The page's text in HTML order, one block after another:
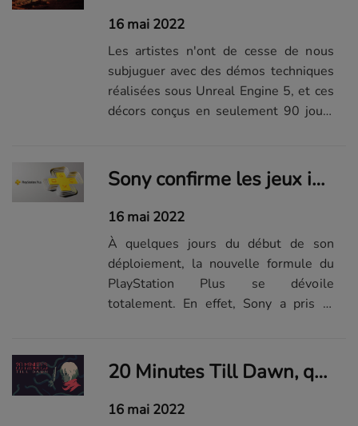
16 mai 2022
Les artistes n'ont de cesse de nous
subjuguer avec des démos techniques
réalisées sous Unreal Engine 5, et ces
décors conçus en seulement 90 jours
Sony confirme les jeux inclus dans son nouveau PlayStation Plus... et il y a du lourd !
16 mai 2022
À quelques jours du début de son
déploiement, la nouvelle formule du
PlayStation Plus se dévoile
totalement. En effet, Sony a pris le
dans les trois offres.
20 Minutes Till Dawn, qu'est-ce que c'est ? Le successeur de Vampire Survivors dont tout le monde parle
16 mai 2022